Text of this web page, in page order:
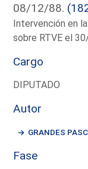
08/12/88.
Intervención en
sobre RTVE el
Cargo
DIPUTADO
Autor
GRANDES
Fase